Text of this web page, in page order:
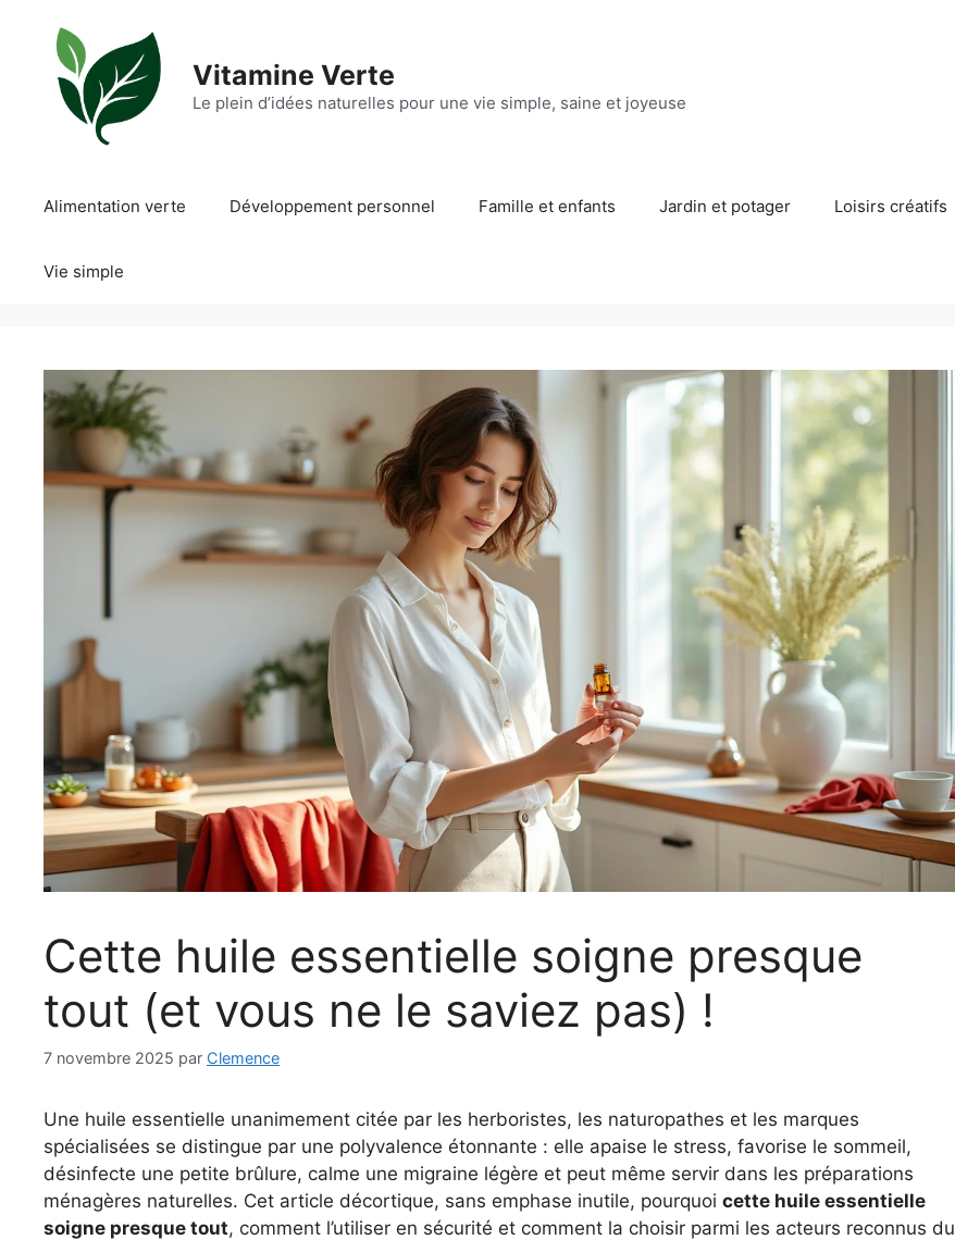
contenu
Vitamine Verte
Le plein d’idées naturelles pour une vie simple, saine et joyeuse
Alimentation verte Développement personnel Famille et enfants Jardin et potager Loisirs créatifs
Vie simple
Cette huile essentielle soigne presque
tout (et vous ne le saviez pas) !
7 novembre 2025 par Clemence
Une huile essentielle unanimement citée par les herboristes, les naturopathes et les marques
spécialisées se distingue par une polyvalence étonnante : elle apaise le stress, favorise le sommeil,
désinfecte une petite brûlure, calme une migraine légère et peut même servir dans les préparations
ménagères naturelles. Cet article décortique, sans emphase inutile, pourquoi cette huile essentielle
soigne presque tout, comment l’utiliser en sécurité et comment la choisir parmi les acteurs reconnus du